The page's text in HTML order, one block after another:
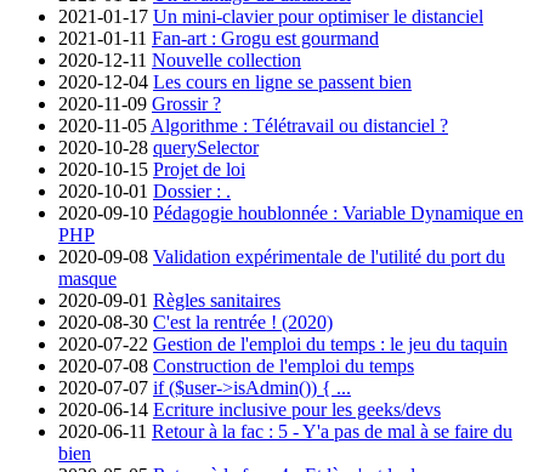
2021-01-17 Un mini-clavier pour optimiser le distanciel
2021-01-11 Fan-art : Grogu est gourmand
2020-12-11 Nouvelle collection
2020-12-04 Les cours en ligne se passent bien
2020-11-09 Grossir ?
2020-11-05 Algorithme : Télétravail ou distanciel ?
2020-10-28 querySelector
2020-10-15 Projet de loi
2020-10-01 Dossier : .
2020-09-10 Pédagogie houblonnée : Variable Dynamique en
PHP
2020-09-08 Validation expérimentale de l'utilité du port du
masque
2020-09-01 Règles sanitaires
2020-08-30 C'est la rentrée ! (2020)
2020-07-22 Gestion de l'emploi du temps : le jeu du taquin
2020-07-08 Construction de l'emploi du temps
2020-07-07 if ($user->isAdmin()) { ...
2020-06-14 Ecriture inclusive pour les geeks/devs
2020-06-11 Retour à la fac : 5 - Y'a pas de mal à se faire du
bien